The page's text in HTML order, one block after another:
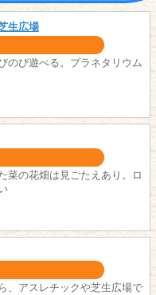
生広場
のび遊べる。プラネタリウム
菜の花畑は見ごたえあり。ロ
、アスレチックや芝生広場で